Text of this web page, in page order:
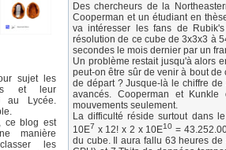
sujet les
et leur
au Lycée.
ce blog est
manière
les
Des chercheurs de la
Cooperman et un étudiant en
va intéresser les fans de
résolution de ce cube de 3x3x3 à
secondes le mois dernier par un
Un problème restait jusqu'à alors
peut-on être sûr de venir à bout
de départ ? Jusque-là le chiffre
avancés. Cooperman et
mouvements seulement.
La difficulté réside surtout dans
10E7 x 12! x 2 x 10E10 =
du cube. Il aura fallu 63 heures